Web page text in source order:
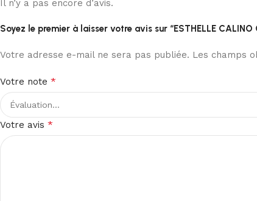
Il n’y a pas encore d’avis.
Soyez le premier à laisser votre avis sur “ESTHELLE CALINO
Votre adresse e-mail ne sera pas publiée. Les champs
Votre note *
Votre avis *